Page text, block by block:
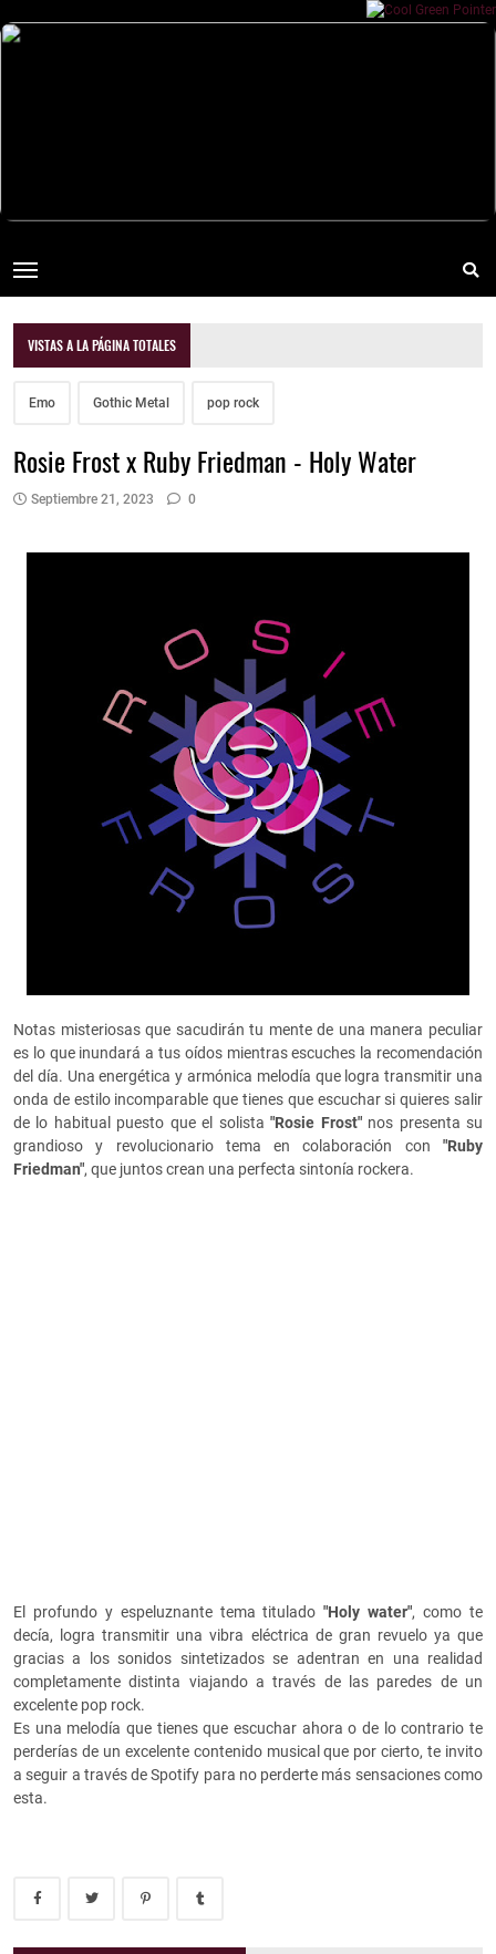
VISTAS A LA PÁGINA TOTALES
Emo Gothic Metal pop rock
Rosie Frost x Ruby Friedman - Holy Water
Septiembre 21, 2023 0
Notas misteriosas que sacudirán tu mente de una manera peculiar
es lo que inundará a tus oídos mientras escuches la recomendación
del día. Una energética y armónica melodía que logra transmitir una
onda de estilo incomparable que tienes que escuchar si quieres salir
de lo habitual puesto que el solista"Rosie Frost"nos presenta su
grandioso y revolucionario tema en colaboración con "Ruby
Friedman", que juntos crean una perfecta sintonía rockera.
El profundo y espeluznante tema titulado "Holy water", como te
decía, logra transmitir una vibra eléctrica de gran revuelo ya que
gracias a los sonidos sintetizados se adentran en una realidad
completamente distinta viajando a través de las paredes de un
excelente pop rock.
Es una melodía que tienes que escuchar ahora o de lo contrario te
perderías de un excelente contenido musical que por cierto, te invito
a seguir a través de Spotify para no perderte más sensaciones como
esta.